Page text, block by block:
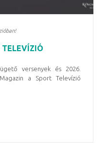
TELEVÍZIÓ
versenyek és 2026.
a Sport Televízió